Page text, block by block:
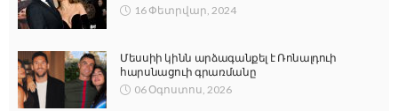
16 Փետրվար, 2024
Մեսսիի կինն արձագանքել է Ռոնալդուի
հարսնացուի գրառմանը
06 Օգոստոս, 2026